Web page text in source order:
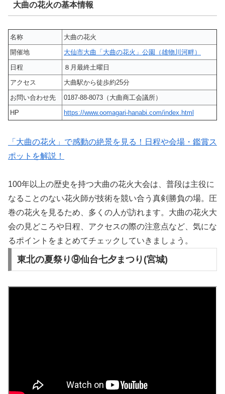
大曲の花火の基本情報
名称
大曲の花火
開催地
大仙市大曲「大曲の花火」公園（雄物川河畔）
日程
８月最終土曜日
アクセス
大曲駅から徒歩約25分
お問い合わせ先
0187-88-8073（大曲商工会議所）
HP
https://www.oomagari-hanabi.com/index.html
「大曲の花火」で感動の絶景を見る！日程や会場・鑑賞ス
ポットを解説！
100年以上の歴史を持つ大曲の花火大会は、普段は主役に
なることのない花火師が技術を競い合う真剣勝負の場。圧
巻の花火を見るため、多くの人が訪れます。大曲の花火大
会の見どころや日程、アクセスの際の注意点など、気にな
るポイントをまとめてチェックしていきましょう。
東北の夏祭り⑨仙台七夕まつり(宮城)